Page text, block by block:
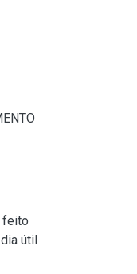
feito
útil